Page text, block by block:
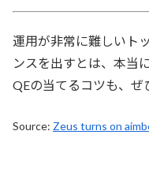
運用が非常に難しいト
ンスを出すとは、本当
QEの当てるコツも、ぜ
Source: Zeus turns on